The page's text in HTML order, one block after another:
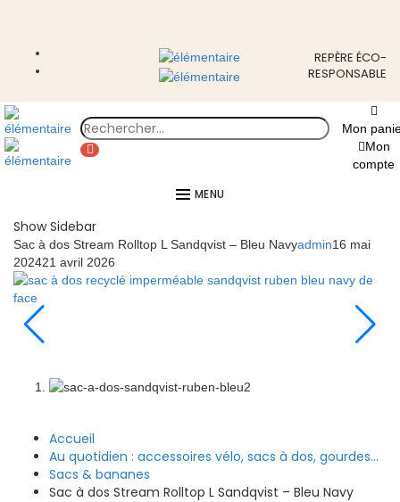
REPÈRE ÉCO-
RESPONSABLE
Mon
Mon
compte
MENU
Show Sidebar
Sac à dos Stream Rolltop L Sandqvist – Bleu Navyadmin16 mai
202421 avril 2026
Accueil
Au quotidien : accessoires vélo, sacs à dos, gourdes...
Sacs & bananes
Sac à dos Stream Rolltop L Sandqvist – Bleu Navy